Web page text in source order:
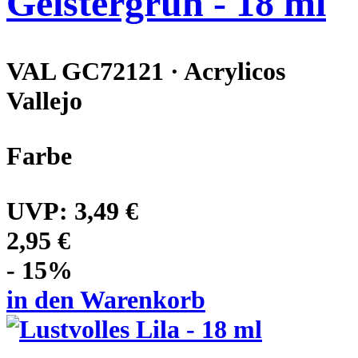
VAL GC72121 · Acrylicos
Vallejo
Farbe
UVP: 3,49 €
2,95 €
- 15%
in den Warenkorb